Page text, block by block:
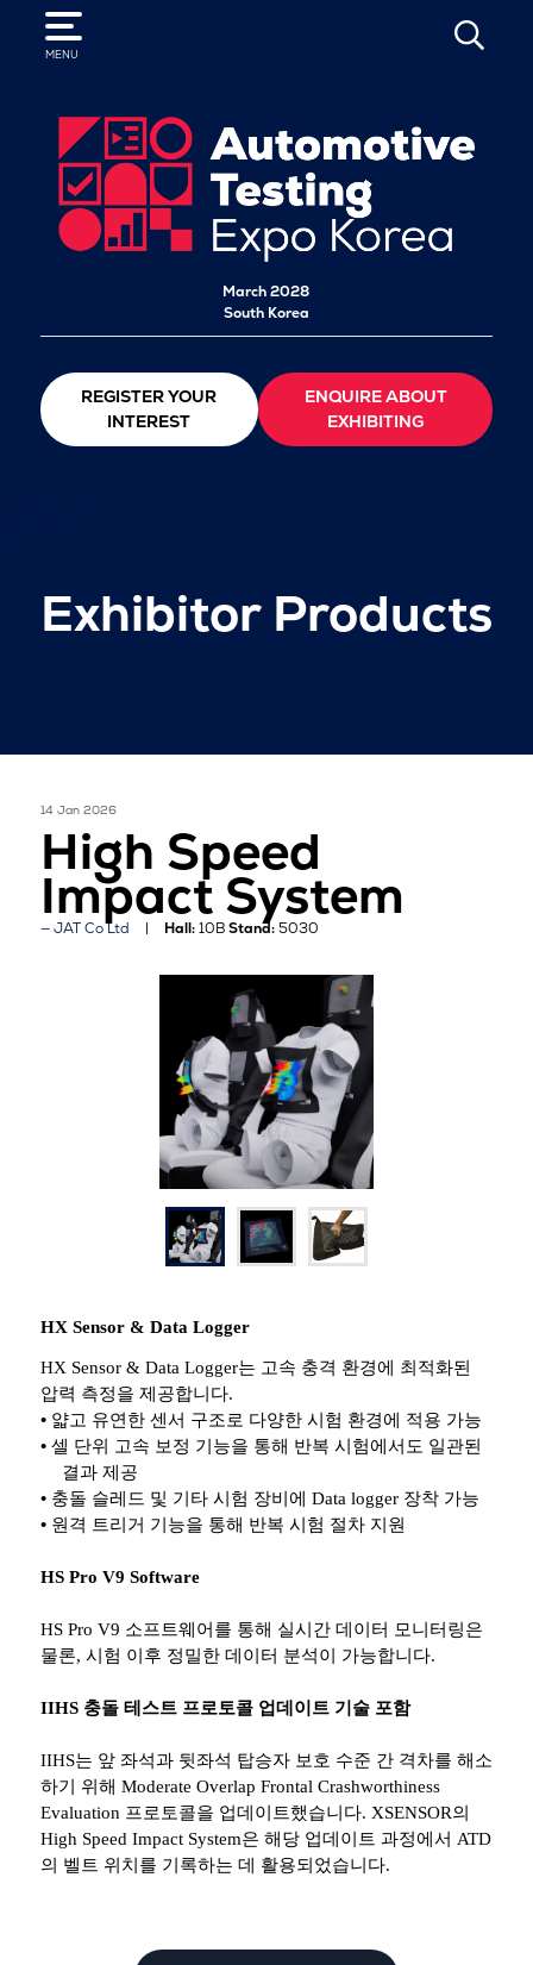
MENU
SEARCH
March 2028
South Korea
REGISTER YOUR
INTEREST
ENQUIRE ABOUT
EXHIBITING
Exhibitor Products
14 Jan 2026
High Speed
Impact System
JAT Co Ltd Hall:10BStand:5030
HX Sensor & Data Logger
HX Sensor & Data Logger는 고속 충격 환경에 최적화된
압력 측정을 제공합니다.
• 얇고 유연한 센서 구조로 다양한 시험 환경에 적용 가능
• 셀 단위 고속 보정 기능을 통해 반복 시험에서도 일관된
결과 제공
• 충돌 슬레드 및 기타 시험 장비에 Data logger 장착 가능
• 원격 트리거 기능을 통해 반복 시험 절차 지원
HS Pro V9 Software
HS Pro V9 소프트웨어를 통해 실시간 데이터 모니터링은
물론, 시험 이후 정밀한 데이터 분석이 가능합니다.
IIHS 충돌 테스트 프로토콜 업데이트 기술 포함
IIHS는 앞 좌석과 뒷좌석 탑승자 보호 수준 간 격차를 해소
하기 위해 Moderate Overlap Frontal Crashworthiness
Evaluation 프로토콜을 업데이트했습니다. XSENSOR의
High Speed Impact System은 해당 업데이트 과정에서 ATD
의 벨트 위치를 기록하는 데 활용되었습니다.